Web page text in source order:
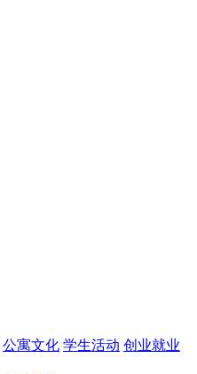
公寓文化 学生活动 创业就业